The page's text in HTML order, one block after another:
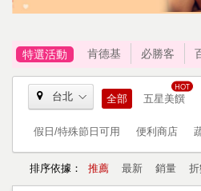
特選活動 肯德基 必勝客
台北 全部 五星美饌
假日/特殊節日可用 便利商店
排序依據： 推薦 最新 銷量